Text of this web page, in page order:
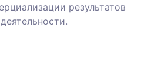
результатов